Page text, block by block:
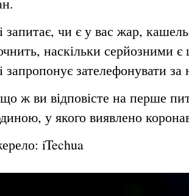
запитає, чи є у вас жар,
наскільки серйозними
запропонує зателефонувати
ж ви відповісте на перше
у якого виявлено
iTechua